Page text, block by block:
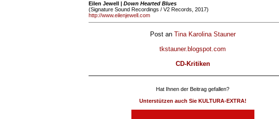
Eilen Jewell | Down Hearted Blues
(Signature Sound Recordings / V2 Records, 2017)
http://www.eilenjewell.com
Post an Tina Karolina Stauner
tkstauner.blogspot.com
CD-Kritiken
Hat Ihnen der Beitrag gefallen?
Unterstützen auch Sie KULTURA-EXTRA!